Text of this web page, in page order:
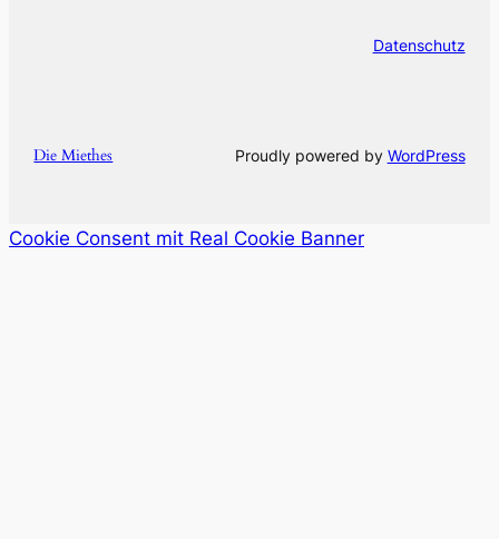
Datenschutz
Die Miethes Proudly powered by WordPress
Cookie Consent mit Real Cookie Banner